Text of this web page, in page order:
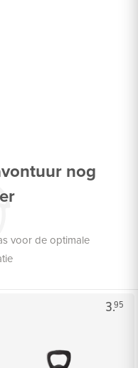
nog
voor de optimale
3.95